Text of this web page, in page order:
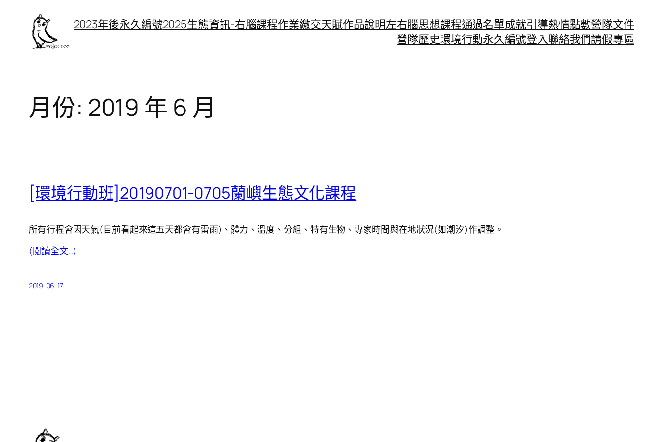
2023年後永久編號2025生態資訊-右腦課程作業繳交天賦作品說明左右腦思想課程通過名單成就引導熱情點數營隊文件
營隊歷史環境行動永久編號登入聯絡我們請假專區
月份: 2019 年 6 月
[環境行動班]20190701-0705蘭嶼生態文化課程
所有行程會因天氣(目前看起來這五天都會有雷雨)、體力、溫度、分組、特有生物、專家時間與在地狀況(如潮汐)作調整。
(閱讀全文…)
2019-06-17